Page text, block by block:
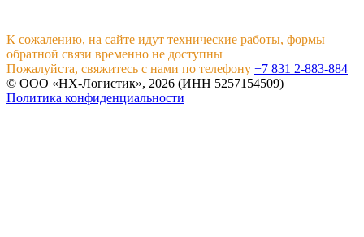
К сожалению, на сайте идут технические работы, формы
обратной связи временно не доступны
Пожалуйста, свяжитесь с нами по телефону +7 831 2-883-884
© ООО «НХ-Логистик», 2026 (ИНН 5257154509)
Политика конфиденциальности